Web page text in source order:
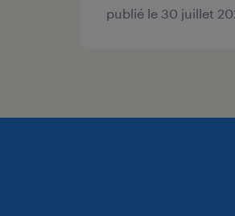
publié le 30 juillet